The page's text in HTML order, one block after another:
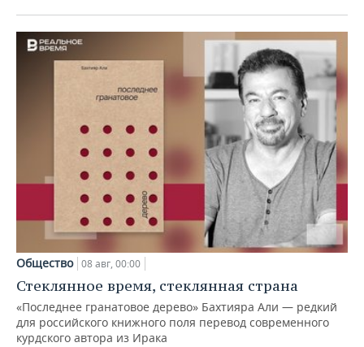
Общество 08 авг, 00:00
Стеклянное время, стеклянная страна
«Последнее гранатовое дерево» Бахтияра Али — редкий
для российского книжного поля перевод современного
курдского автора из Ирака